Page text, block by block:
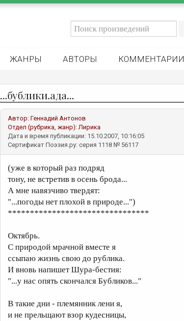
ЖАНРЫ АВТОРЫ КОММЕНТАРИИ
...бублики.ада...
Автор: Геннадий Антонов
Отдел (рубрика, жанр):Лирика
Дата и время публикации: 15.10.2007, 10:16:05
Сертификат Поэзия.ру: серия 1118 № 56117
(уже в который раз подряд
тону, не встретив в осень брода...
А мне навязчиво твердят:
"...погоды нет плохой в природе...")
********************************
Октябрь.
С природой мрачной вместе я
ссыпаю жизнь свою до рублика.
И вновь напишет Шура-бестия:
"...у нас опять скончался Бубликов..."
В такие дни - племянник лени я,
и не прельщают взор кудесницы,